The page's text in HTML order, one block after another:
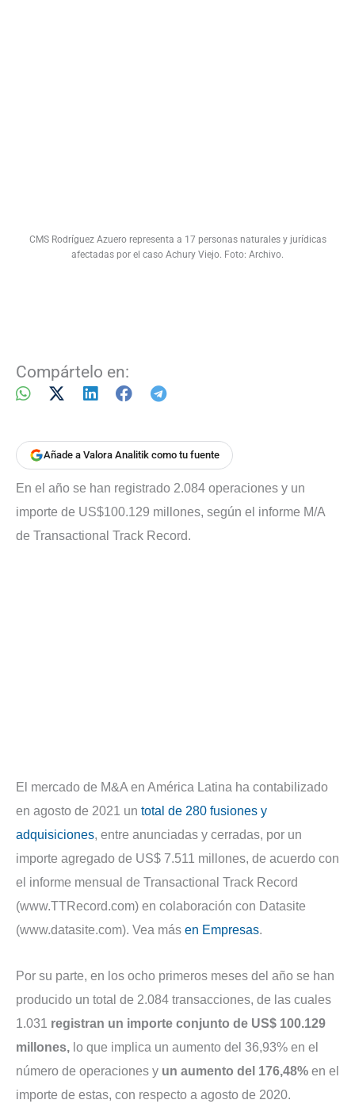
CMS Rodríguez Azuero representa a 17 personas naturales y jurídicas
afectadas por el caso Achury Viejo. Foto: Archivo.
Compártelo en:
Añade a Valora Analitik como tu fuente
En el año se han registrado 2.084 operaciones y un
importe de US$100.129 millones, según el informe M/A
de Transactional Track Record.
El mercado de M&A en América Latina ha contabilizado
en agosto de 2021 un total de 280 fusiones y
adquisiciones, entre anunciadas y cerradas, por un
importe agregado de US$ 7.511 millones, de acuerdo con
el informe mensual de Transactional Track Record
(www.TTRecord.com) en colaboración con Datasite
(www.datasite.com). Vea más en Empresas.
Por su parte, en los ocho primeros meses del año se han
producido un total de 2.084 transacciones, de las cuales
1.031 registran un importe conjunto de US$ 100.129
millones, lo que implica un aumento del 36,93% en el
número de operaciones y un aumento del 176,48% en el
importe de estas, con respecto a agosto de 2020.